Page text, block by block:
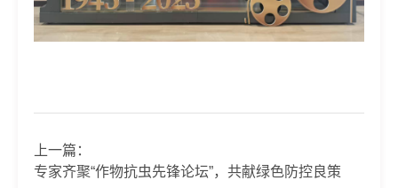
上一篇：
专家齐聚“作物抗虫先锋论坛”，共献绿色防控良策